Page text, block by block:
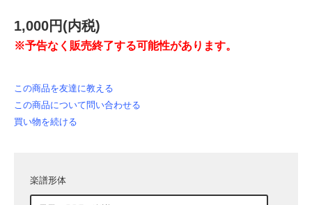
1,000円(内税)
※予告なく販売終了する可能性があります。
この商品を友達に教える
この商品について問い合わせる
買い物を続ける
楽譜形体